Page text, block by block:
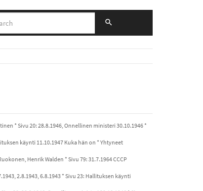
* Sivu 20: 28.8.1946, Onnellinen ministeri 30.10.1946 *
käynti 11.10.1947 Kuka hän on * Yhtyneet
Henrik Walden * Sivu 79: 31.7.1964 CCCP
2.8.1943, 6.8.1943 * Sivu 23: Hallituksen käynti